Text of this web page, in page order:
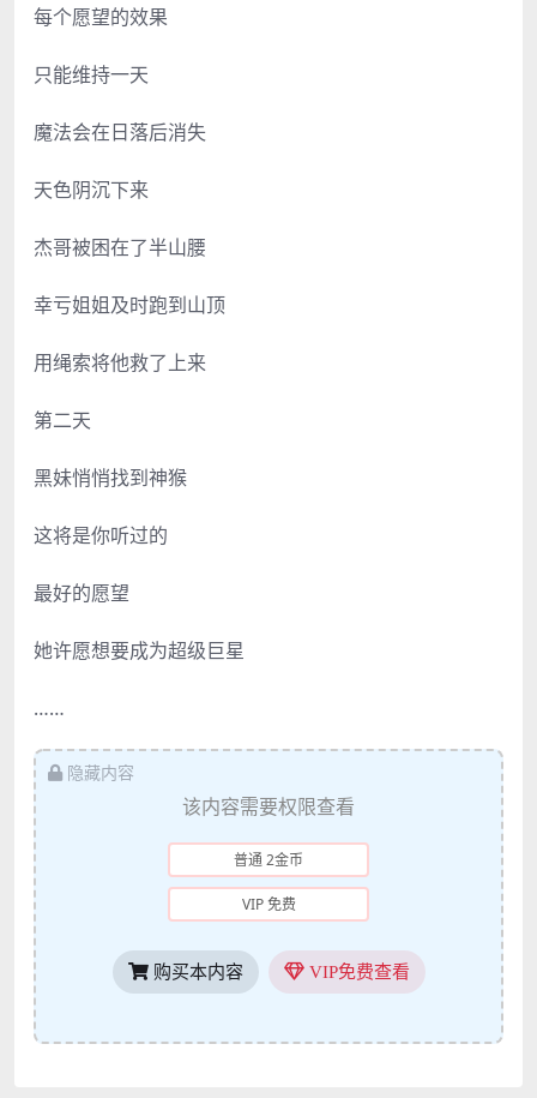
每个愿望的效果
只能维持一天
魔法会在日落后消失
天色阴沉下来
杰哥被困在了半山腰
幸亏姐姐及时跑到山顶
用绳索将他救了上来
第二天
黑妹悄悄找到神猴
这将是你听过的
最好的愿望
她许愿想要成为超级巨星
……
隐藏内容
该内容需要权限查看
普通 2金币
VIP 免费
购买本内容 VIP免费查看